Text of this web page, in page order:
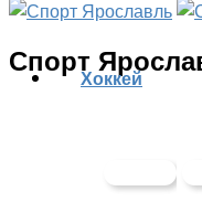
СпортХоккей